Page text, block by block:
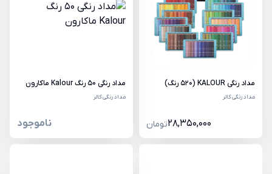
مداد رنگی KALOUR (520 رنگ)
مداد رنگی کالر
28,350,000تومان
مداد رنگی 50 رنگ Kalour ماکارون
مداد رنگی کالر
ناموجود